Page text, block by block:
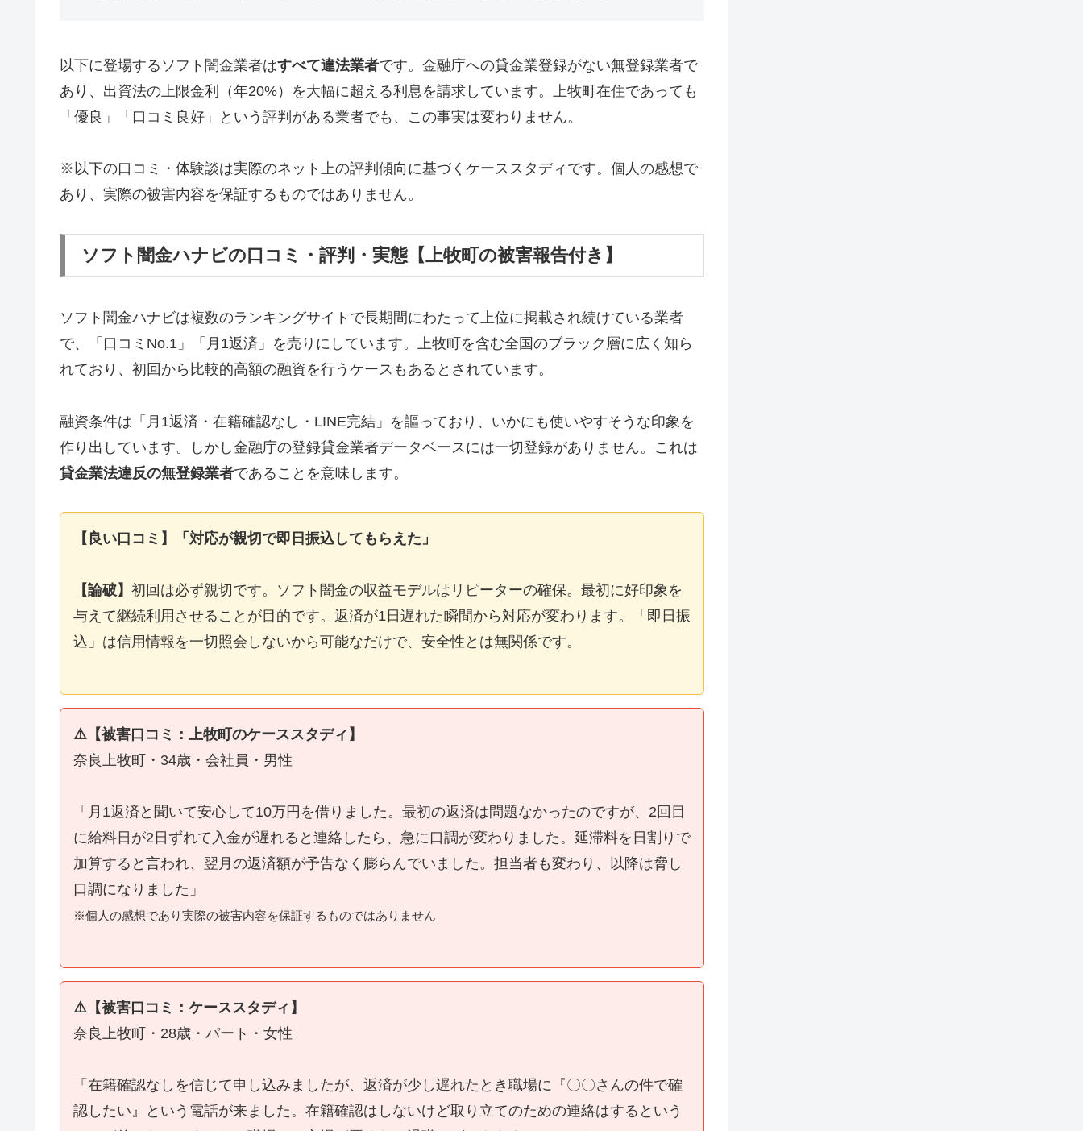
以下に登場するソフト闇金業者はすべて違法業者です。金融庁への貸金業登録がない無登録業者で
あり、出資法の上限金利（年20%）を大幅に超える利息を請求しています。上牧町在住であっても
「優良」「口コミ良好」という評判がある業者でも、この事実は変わりません。
※以下の口コミ・体験談は実際のネット上の評判傾向に基づくケーススタディです。個人の感想で
あり、実際の被害内容を保証するものではありません。
ソフト闇金ハナビの口コミ・評判・実態【上牧町の被害報告付き】
ソフト闇金ハナビは複数のランキングサイトで長期間にわたって上位に掲載され続けている業者
で、「口コミNo.1」「月1返済」を売りにしています。上牧町を含む全国のブラック層に広く知ら
れており、初回から比較的高額の融資を行うケースもあるとされています。
融資条件は「月1返済・在籍確認なし・LINE完結」を謳っており、いかにも使いやすそうな印象を
作り出しています。しかし金融庁の登録貸金業者データベースには一切登録がありません。これは
貸金業法違反の無登録業者であることを意味します。
【良い口コミ】「対応が親切で即日振込してもらえた」
【論破】 初回は必ず親切です。ソフト闇金の収益モデルはリピーターの確保。最初に好印象を
与えて継続利用させることが目的です。返済が1日遅れた瞬間から対応が変わります。「即日振
込」は信用情報を一切照会しないから可能なだけで、安全性とは無関係です。
⚠️【被害口コミ：上牧町のケーススタディ】
奈良上牧町・34歳・会社員・男性
「月1返済と聞いて安心して10万円を借りました。最初の返済は問題なかったのですが、2回目
に給料日が2日ずれて入金が遅れると連絡したら、急に口調が変わりました。延滞料を日割りで
加算すると言われ、翌月の返済額が予告なく膨らんでいました。担当者も変わり、以降は脅し
口調になりました」
※個人の感想であり実際の被害内容を保証するものではありません
⚠️【被害口コミ：ケーススタディ】
奈良上牧町・28歳・パート・女性
「在籍確認なしを信じて申し込みましたが、返済が少し遅れたとき職場に『〇〇さんの件で確
認したい』という電話が来ました。在籍確認はしないけど取り立てのための連絡はするという